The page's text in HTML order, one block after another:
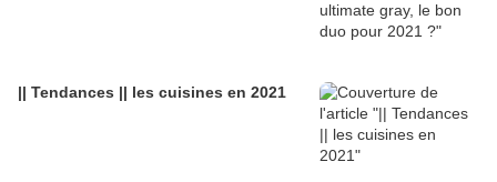
|| Tendances || les cuisines en 2021